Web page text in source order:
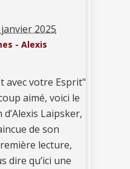
2025
- Alexis
avec votre Esprit"
aimé, voici le
Laipsker,
de son
lecture,
dire qu’ici une